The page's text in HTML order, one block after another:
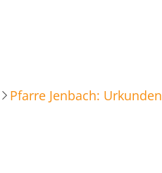
Pfarre Jenbach: Urkunden